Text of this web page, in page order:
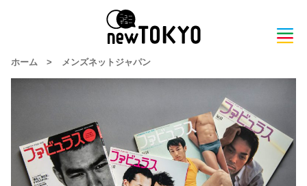
ホーム > メンズネットジャパン